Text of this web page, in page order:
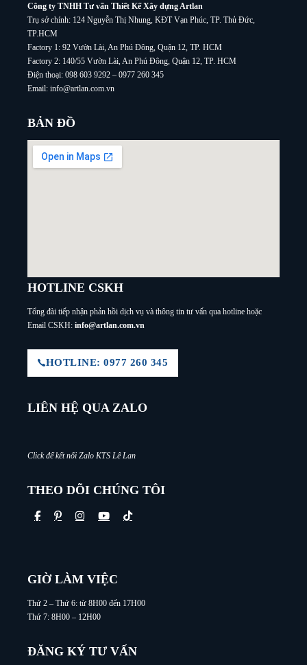
Công ty TNHH Tư vấn Thiết Kế Xây dựng Artlan
Trụ sở chính: 124 Nguyễn Thị Nhung, KĐT Vạn Phúc, TP. Thủ Đức,
TP.HCM
Factory 1: 92 Vườn Lài, An Phú Đông, Quận 12, TP. HCM
Factory 2: 140/55 Vườn Lài, An Phú Đông, Quận 12, TP. HCM
Điện thoại: 098 603 9292 – 0977 260 345
Email: info@artlan.com.vn
BẢN ĐỒ
HOTLINE CSKH
Tổng đài tiếp nhận phản hồi dịch vụ và thông tin tư vấn qua hotline hoặc
Email CSKH: info@artlan.com.vn
HOTLINE: 0977 260 345
LIÊN HỆ QUA ZALO
Click để kết nối Zalo KTS Lê Lan
THEO DÕI CHÚNG TÔI
GIỜ LÀM VIỆC
Thứ 2 – Thứ 6: từ 8H00 đến 17H00
Thứ 7: 8H00 – 12H00
ĐĂNG KÝ TƯ VẤN